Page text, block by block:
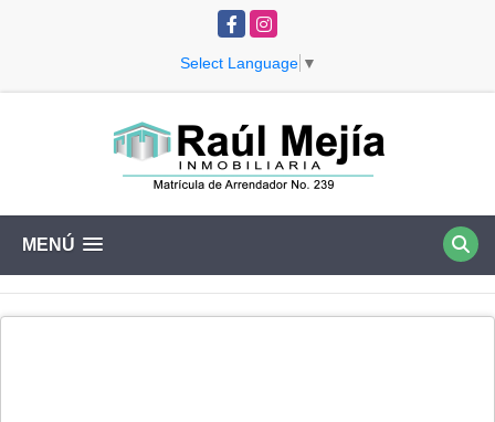
FacebookInstagram
Select Language ▼
MENÚ